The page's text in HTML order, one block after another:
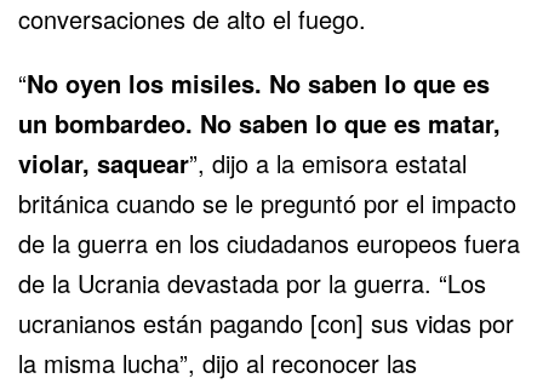
conversaciones de alto el fuego.
“No oyen los misiles. No saben lo que es
un bombardeo. No saben lo que es matar,
violar, saquear”, dijo a la emisora estatal
británica cuando se le preguntó por el impacto
de la guerra en los ciudadanos europeos fuera
de la Ucrania devastada por la guerra. “Los
ucranianos están pagando [con] sus vidas por
la misma lucha”, dijo al reconocer las